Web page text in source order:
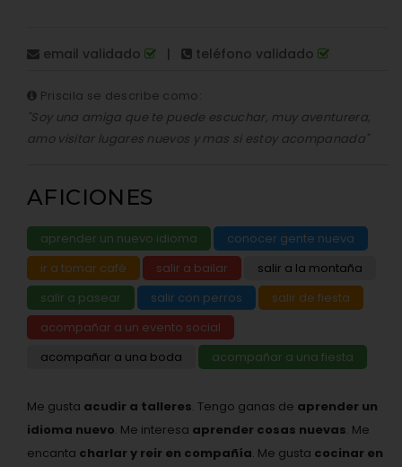
email validado | teléfono validado
Priscila se describe como:
"Soy una amiga que te puede escuchar, muy aventurera,
amo visitar lugares nuevos y mas si estoy acompanada"
AFICIONES
aprender un nuevo idioma
conocer gente nueva
ir a tomar café
salir a bailar
salir a la montaña
salir a pasear
salir con perros
salir de fiesta
acompañar a un evento social
acompañar a una boda
acompañar a una fiesta
Me gusta acudir a talleres. Tengo ganas de aprender un
idioma nuevo. Me interesa aprender cosas nuevas. Me
encanta charlar y reir en compañía. Me gusta cocinar en